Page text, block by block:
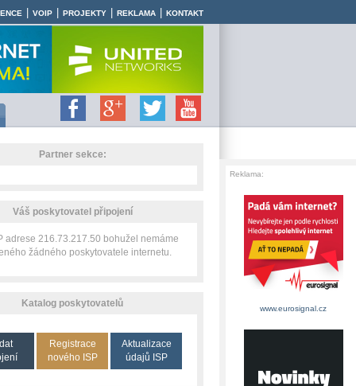
VOIP PROJEKTY REKLAMA KONTAKT
Partner sekce:
Váš poskytovatel připojení
adrese 216.73.217.50 bohužel nemáme
žádného poskytovatele internetu.
Katalog poskytovatelů
Registrace
nového ISP
Aktualizace
údajů ISP
Reklama:
www.eurosignal.cz